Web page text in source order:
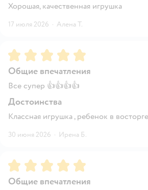
Хорошая, качественная игрушка
17 июля 2026 · Алена Т.
Рейтинг:5
Общие впечатления
Все супер 👍👍👍👍
Достоинства
Классная игрушка , ребенок в
30 июня 2026 · Ирена Б.
Рейтинг:5
Общие впечатления